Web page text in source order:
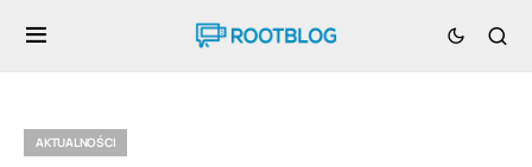
AKTUALNOŚCI